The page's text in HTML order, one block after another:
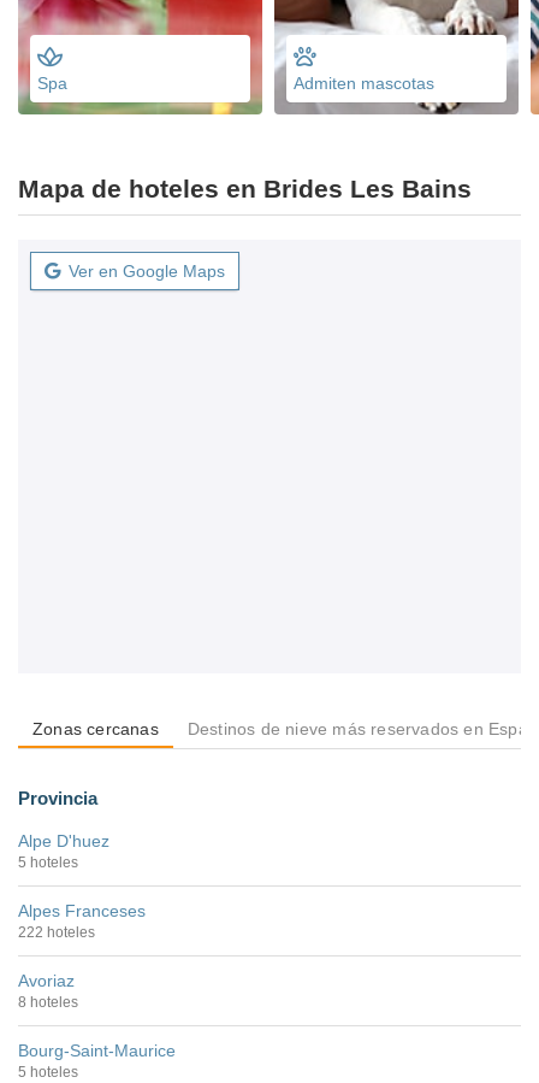
Spa Admiten mascotas
Mapa de hoteles en Brides Les Bains
Ver en Google Maps
Zonas cercanas Destinos de nieve más reservados en
Provincia
Alpe D'huez
5 hoteles
Alpes Franceses
222 hoteles
Avoriaz
8 hoteles
Bourg-Saint-Maurice
5 hoteles